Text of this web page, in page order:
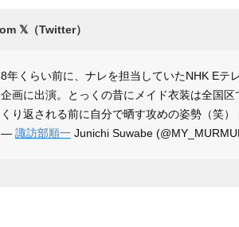
8年くらい前に、ナレを担当していたNHK Eテ
企画に出演。とっくの昔にメイド衣装は全国
くり返される前に自分で晒す攻めの姿勢（笑）
— 諏訪部順一 Junichi Suwabe